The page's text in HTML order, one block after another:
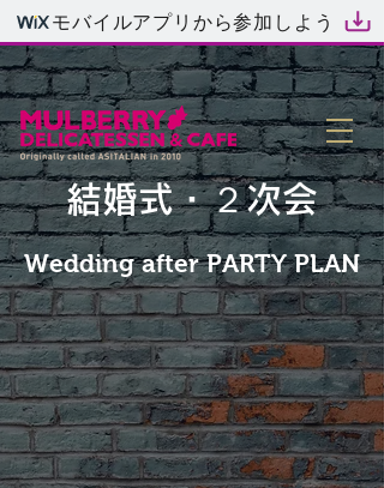
モバイルアプリから参加しよう
結婚式・２次会
Wedding after PARTY PLAN